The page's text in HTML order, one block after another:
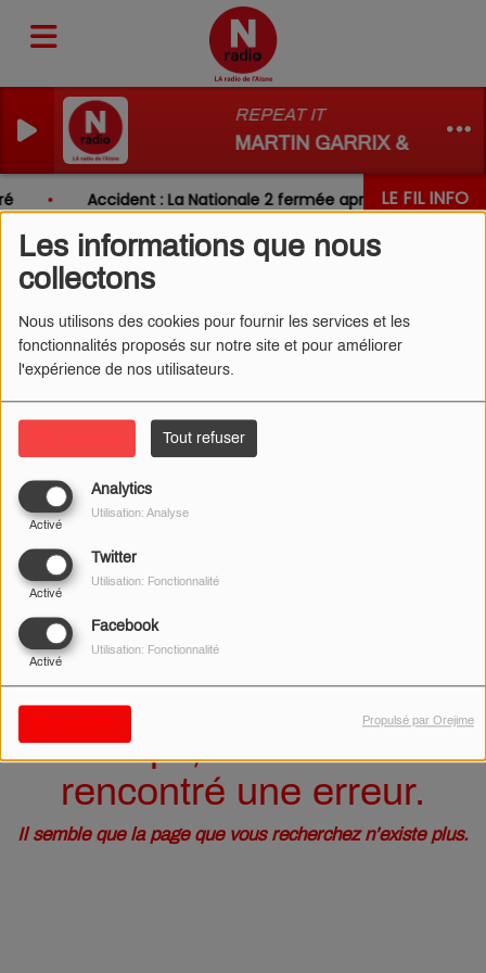
Les informations que nous
collectons
Nous utilisons des cookies pour fournir les services et les
fonctionnalités proposés sur notre site et pour améliorer
l'expérience de nos utilisateurs.
Tout refuser
Analytics
Activé
Utilisation: Analyse
Twitter
Activé
Utilisation: Fonctionnalité
Facebook
Activé
Utilisation: Fonctionnalité
Propulsé par Orejime
REPEAT IT
MARTIN GARRIX & ED
LE FIL INFO
Accident : La Nationale 2 fermée après un choc
Oups, vous avez
rencontré une erreur.
Il semble que la page que vous recherchez n’existe plus.